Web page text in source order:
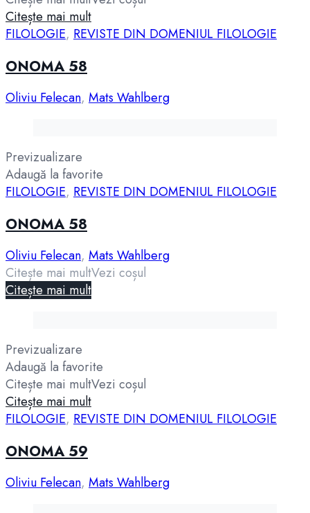
Citește mai mult
FILOLOGIE, REVISTE DIN DOMENIUL FILOLOGIE
ONOMA 58
Oliviu Felecan, Mats Wahlberg
Previzualizare
Adaugă la favorite
FILOLOGIE, REVISTE DIN DOMENIUL FILOLOGIE
ONOMA 58
Oliviu Felecan, Mats Wahlberg
Citește mai multVezi coșul
Citește mai mult
Previzualizare
Adaugă la favorite
Citește mai multVezi coșul
Citește mai mult
FILOLOGIE, REVISTE DIN DOMENIUL FILOLOGIE
ONOMA 59
Oliviu Felecan, Mats Wahlberg